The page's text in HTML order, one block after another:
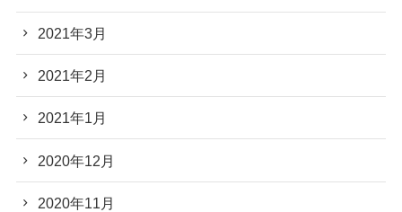
2021年3月
2021年2月
2021年1月
2020年12月
2020年11月